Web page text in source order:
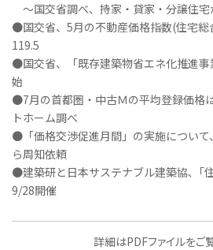
～国交省調べ、持家・貸家・分譲住宅
●国交省、5月の不動産価格指数(住宅総
119.5
●国交省、「既存建築物省エネ化推進
始
●7月の首都圏・中古Ｍの平均登録価格
トホーム調べ
●「価格交渉促進月間」の実施について
ら周知依頼
●建築研と日本サステナブル建築協､「
9/28開催
詳細はPDFファイルをご